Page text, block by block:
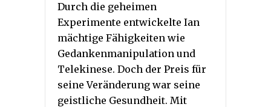
Durch die geheimen
Experimente entwickelte Ian
mächtige Fähigkeiten wie
Gedankenmanipulation und
Telekinese. Doch der Preis für
seine Veränderung war seine
geistliche Gesundheit. Mit